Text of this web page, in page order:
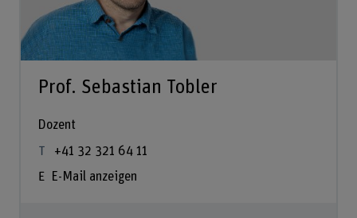
Prof. Sebastian Tobler
Dozent
+41 32 321 64 11
E-Mail anzeigen